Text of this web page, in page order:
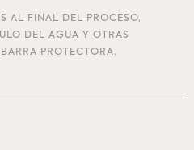
AL FINAL DEL PROCESO,
DEL AGUA Y OTRAS
PROTECTORA.